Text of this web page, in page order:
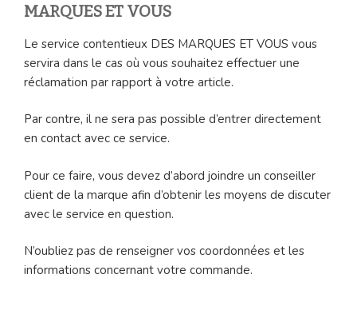
MARQUES ET VOUS
Le service contentieux DES MARQUES ET VOUS vous
servira dans le cas où vous souhaitez effectuer une
réclamation par rapport à votre article.
Par contre, il ne sera pas possible d’entrer directement
en contact avec ce service.
Pour ce faire, vous devez d’abord joindre un conseiller
client de la marque afin d’obtenir les moyens de discuter
avec le service en question.
N’oubliez pas de renseigner vos coordonnées et les
informations concernant votre commande.